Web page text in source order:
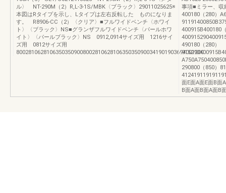
ル〉 NT-290M（2）R,L-3-1S/MBK〈ブラック〉29011025625※
本図はRタイプを示し、Lタイプは左右反転した ものになりま
す。 R8906-CC（2）〈クリア〉■フルワイドベンチ〈ホワイ
ト〉〈ブラック〉NS■グランザフルワイドベンチ〈パールホワ
イト〉〈パールブラック〉NS 0912,0914サイズ用 1216サイ
ズ用 0812サイズ用
80028106281063503509008002810628106350350900341901903694001200
事項■ミラー、収
400180（280）
400915B400180
490180（280）
290800（850）
面E面A面E面B面
B面A面B面A面B